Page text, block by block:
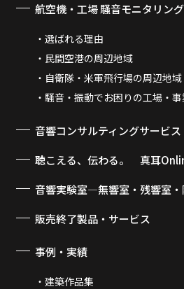
航空機・工場 騒音モニタリング
選ばれる理由
民間空港の周辺地域
自衛隊・米軍飛行場の周辺地域
騒音・振動でお困りの工場・事
音響コンサルティングサービス
聴こえる、伝わる。 真耳
音響実験室―無響室・残響室
販売終了製品・サービス
事例・実績
建築作品集